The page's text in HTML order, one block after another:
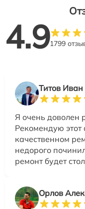
4.91799
Титов Иван
Я очень доволен
Рекомендую этот
качественном
недорого
ремонт будет
Орлов